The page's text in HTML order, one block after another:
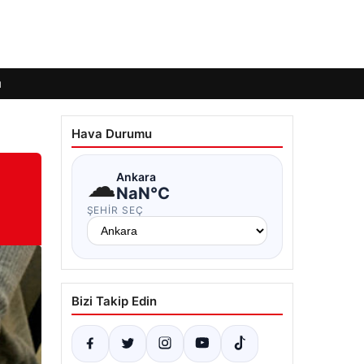
Hava Durumu
☁Ankara
NaN°C
ŞEHIR SEÇ
Bizi Takip Edin